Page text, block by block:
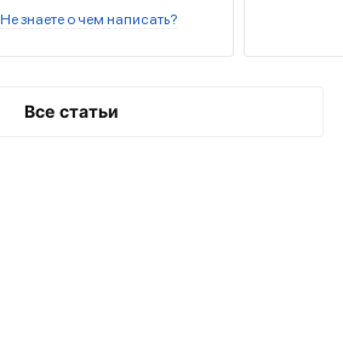
Не знаете о чем написать?
Все статьи